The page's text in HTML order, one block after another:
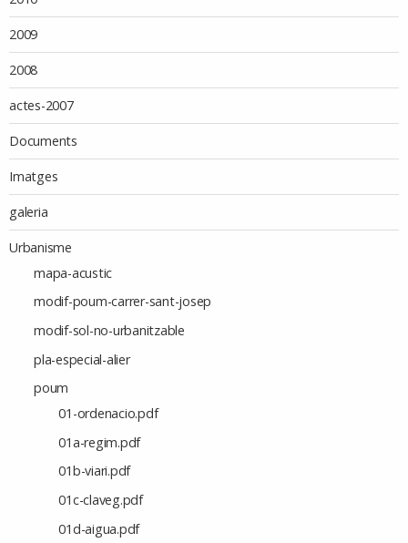
2009
2008
actes-2007
Documents
Imatges
galeria
Urbanisme
mapa-acustic
modif-poum-carrer-sant-josep
modif-sol-no-urbanitzable
pla-especial-alier
poum
01-ordenacio.pdf
01a-regim.pdf
01b-viari.pdf
01c-claveg.pdf
01d-aigua.pdf